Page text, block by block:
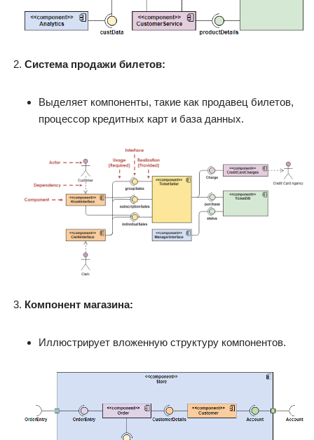
Система продажи билетов:
Выделяет компоненты, такие как продавец билетов,
процессор кредитных карт и база данных.
Компонент магазина:
Иллюстрирует вложенную структуру компонентов.